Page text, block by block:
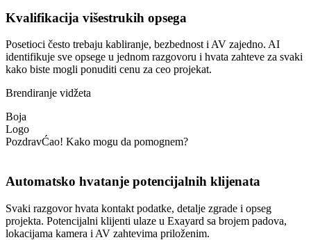
Kvalifikacija višestrukih opsega
Posetioci često trebaju kabliranje, bezbednost i AV zajedno. AI
identifikuje sve opsege u jednom razgovoru i hvata zahteve za svaki
kako biste mogli ponuditi cenu za ceo projekat.
Brendiranje vidžeta
Boja
Logo
PozdravĆao! Kako mogu da pomognem?
Automatsko hvatanje potencijalnih klijenata
Svaki razgovor hvata kontakt podatke, detalje zgrade i opseg
projekta. Potencijalni klijenti ulaze u Exayard sa brojem padova,
lokacijama kamera i AV zahtevima priloženim.